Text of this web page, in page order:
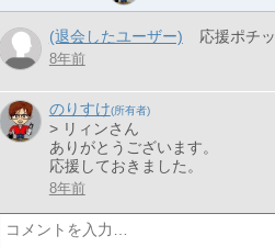
(退会したユーザー) 応援ポチッ
8年前
のりすけ
> リィンさん
ありがとうございます。
応援しておきました。
8年前